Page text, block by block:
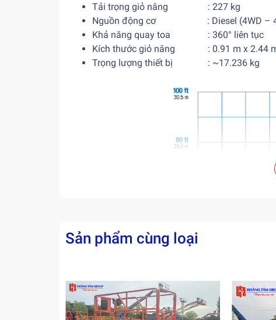
Tải trọng giỏ nâng : 227 kg
Nguồn động cơ : Diesel (4WD – 4
Khả năng quay toa : 360° liên tục
Kích thước giỏ nâng : 0.91 m x 2.44
Trọng lượng thiết bị : ~17.236 kg
Sản phẩm cùng loại